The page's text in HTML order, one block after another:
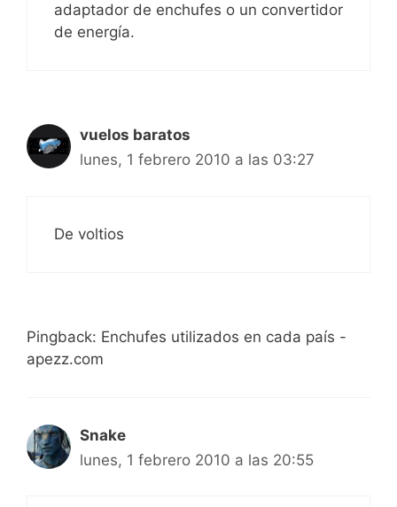
adaptador de enchufes o un convertidor
de energía.
vuelos baratos
lunes, 1 febrero 2010 a las 03:27
De voltios
Pingback: Enchufes utilizados en cada país -
apezz.com
Snake
lunes, 1 febrero 2010 a las 20:55